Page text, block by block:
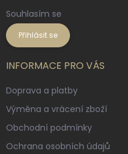
Souhlasím se
Přihlásit se
INFORMACE PRO VÁS
Doprava a platby
Výměna a vrácení zboží
Obchodní podmínky
Ochrana osobních údajů